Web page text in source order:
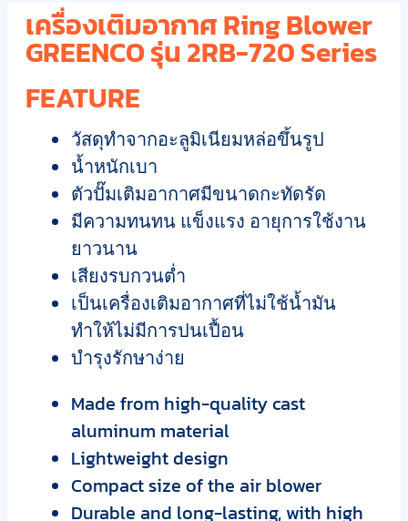
เครื่องเติมอากาศ Ring Blower
GREENCO รุ่น 2RB-720 Series
FEATURE
วัสดุทำจากอะลูมิเนียมหล่อขึ้นรูป
น้ำหนักเบา
ตัวปั๊มเติมอากาศมีขนาดกะทัดรัด
มีความทนทน แข็งแรง อายุการใช้งาน
ยาวนาน
เสียงรบกวนต่ำ
เป็นเครื่องเติมอากาศที่ไม่ใช้น้ำมัน
ทำให้ไม่มีการปนเปื้อน
บำรุงรักษาง่าย
Made from high-quality cast
aluminum material
Lightweight design
Compact size of the air blower
Durable and long-lasting, with high